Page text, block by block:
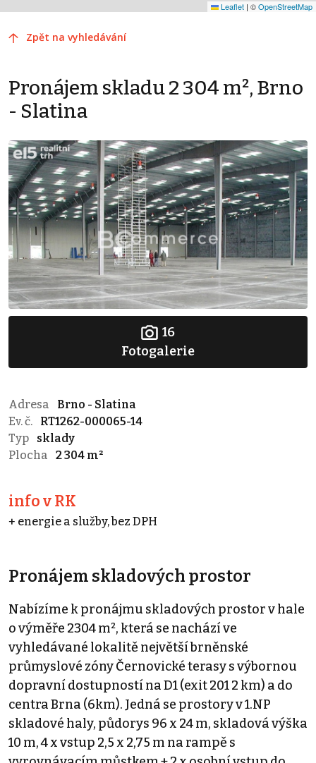
Leaflet | ©OpenStreetMap
Zpět na vyhledávání
Pronájem skladu 2 304 m², Brno
- Slatina
16
Fotogalerie
Adresa
Brno - Slatina
Ev. č.
RT1262-000065-14
Typ
sklady
Plocha
2 304 m²
info v RK
+ energie a služby, bez DPH
Pronájem skladových prostor
Nabízíme k pronájmu skladových prostor v hale
o výměře 2304 m², která se nachází ve
vyhledávané lokalitě největší brněnské
průmyslové zóny Černovické terasy s výbornou
dopravní dostupností na D1 (exit 201 2 km) a do
centra Brna (6km). Jedná se prostory v 1.NP
skladové haly, půdorys 96 x 24 m, skladová výška
10 m, 4 x vstup 2,5 x 2,75 m na rampě s